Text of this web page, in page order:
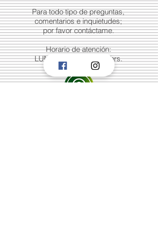
Para todo tipo de preguntas,
comentarios e inquietudes;
por favor contáctame.
Horario de atención:
LUN - VIE 9:00 a 16:00 hrs.